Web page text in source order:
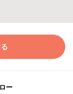
ー